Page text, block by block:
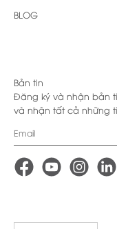
BLOG
Bản tin
Đăng ký và nhận bản
và nhận tất cả những